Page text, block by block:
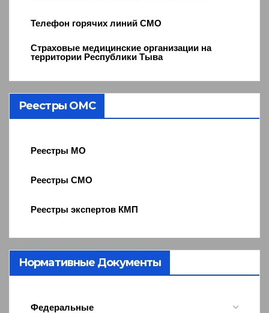
Телефон горячих линий СМО
Страховые медицинские организации на
территории Республики Тыва
Реестры ОМС
Реестры МО
Реестры СМО
Реестры экспертов КМП
Нормативные Документы
Федеральные